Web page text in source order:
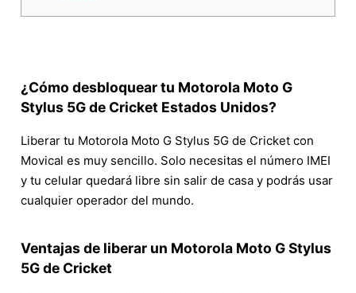
¿Cómo desbloquear tu Motorola Moto G
Stylus 5G de Cricket Estados Unidos?
Liberar tu Motorola Moto G Stylus 5G de Cricket con
Movical es muy sencillo. Solo necesitas el número IMEI
y tu celular quedará libre sin salir de casa y podrás usar
cualquier operador del mundo.
Ventajas de liberar un Motorola Moto G Stylus
5G de Cricket